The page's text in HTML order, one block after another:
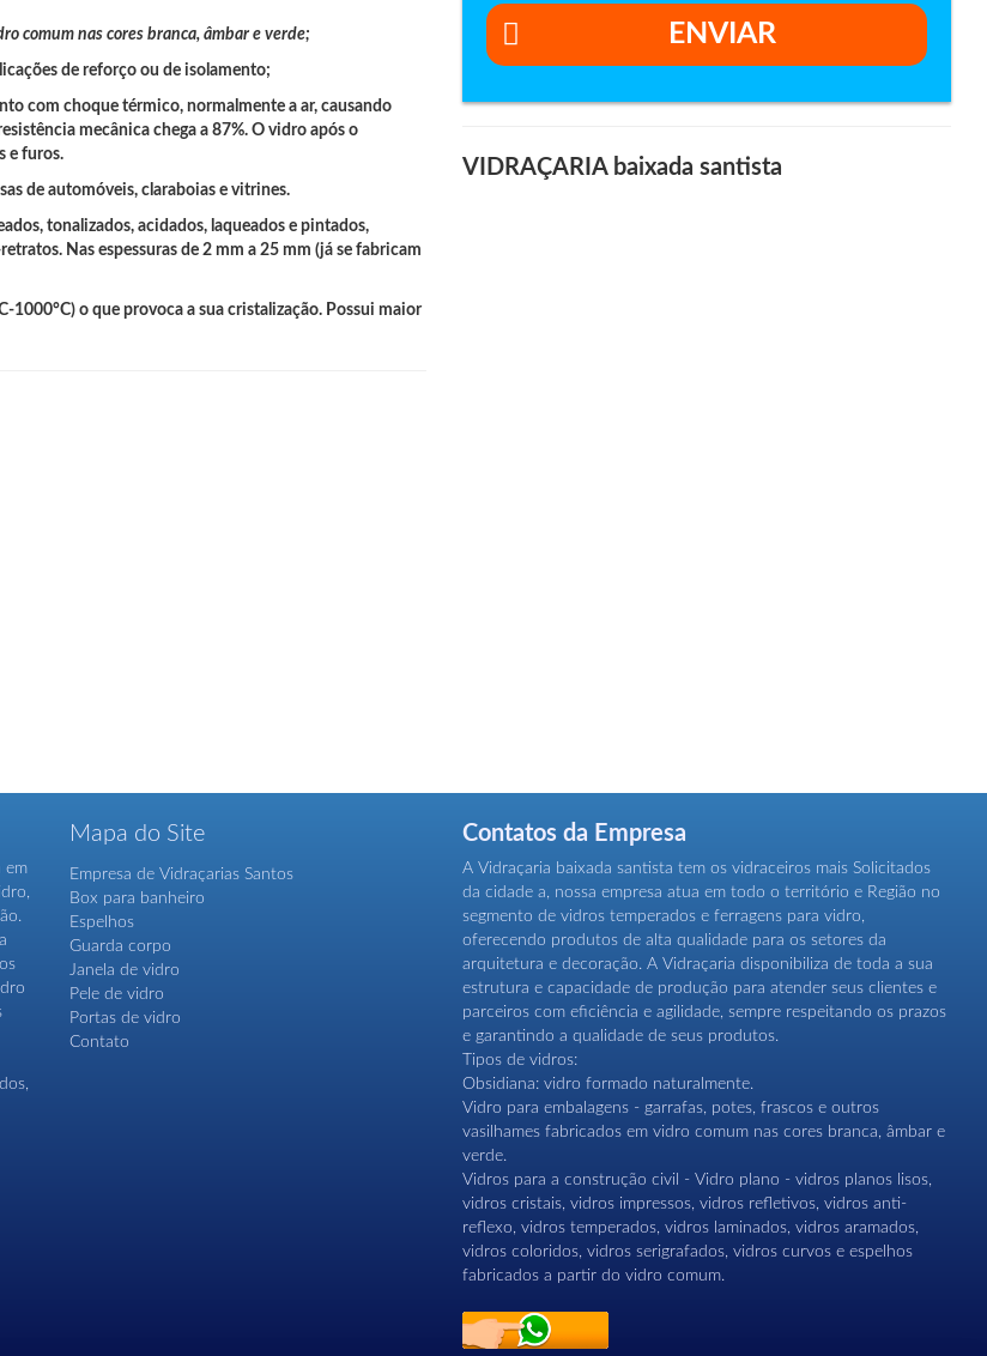
comum nas cores branca, âmbar e verde;
de reforço ou de isolamento;
com choque térmico, normalmente a ar, causando
mecânica chega a 87%. O vidro após o
e furos.
de automóveis, claraboias e vitrines.
tonalizados, acidados, laqueados e pintados,
Nas espessuras de 2 mm a 25 mm (já se fabricam
o que provoca a sua cristalização. Possui maior
ENVIAR
VIDRAÇARIA baixada santista
em
Mapa do Site
Empresa de Vidraçarias Santos
Box para banheiro
Espelhos
Guarda corpo
Janela de vidro
Pele de vidro
Portas de vidro
Contato
Contatos da Empresa
A Vidraçaria baixada santista tem os vidraceiros mais Solicitados
da cidade a, nossa empresa atua em todo o território e Região no
segmento de vidros temperados e ferragens para vidro,
oferecendo produtos de alta qualidade para os setores da
arquitetura e decoração. A Vidraçaria disponibiliza de toda a sua
estrutura e capacidade de produção para atender seus clientes e
parceiros com eficiência e agilidade, sempre respeitando os prazos
e garantindo a qualidade de seus produtos.
Tipos de vidros:
Obsidiana: vidro formado naturalmente.
Vidro para embalagens - garrafas, potes, frascos e outros
vasilhames fabricados em vidro comum nas cores branca, âmbar e
verde.
Vidros para a construção civil - Vidro plano - vidros planos lisos,
vidros cristais, vidros impressos, vidros refletivos, vidros anti-
reflexo, vidros temperados, vidros laminados, vidros aramados,
vidros coloridos, vidros serigrafados, vidros curvos e espelhos
fabricados a partir do vidro comum.